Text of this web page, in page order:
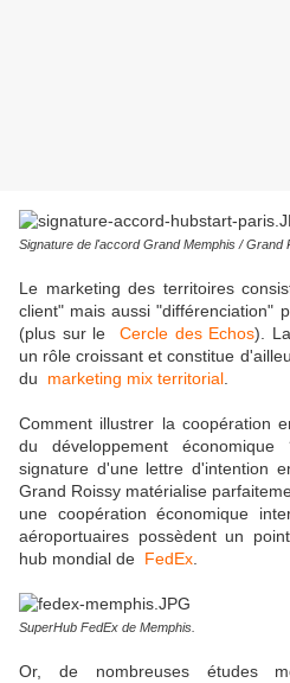
Signature de l'accord Grand Memphis / Grand
Le marketing des territoires
client" mais aussi "différenciation"
(plus sur le
Cercle des Echos).
un rôle croissant et constitue
du
marketing mix territorial
Comment illustrer la coopération
du développement
signature d'une lettre d'intention
Grand Roissy matérialise
une coopération économique
aéroportuaires possèdent un
hub mondial de FedEx
SuperHub FedEx de Memphis.
Or, de nombreuses études